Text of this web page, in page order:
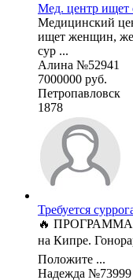
Мед. центр ищет
Медицинский
ищет женщин,
сур ...
Алина №52941
7000000 руб.
Петропавловск
1878
Требуется
🔥
на Кипре.
Положите ...
Надежда №73999